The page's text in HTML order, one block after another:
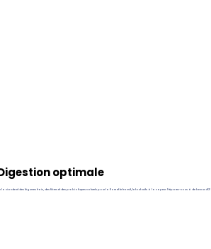
optimale
la viande et des légumes frais, des fibres et des probiotiques naturels pour la flore et le transit, le tout cuits à la vapeur. Préparez-vous à de beaux #2!